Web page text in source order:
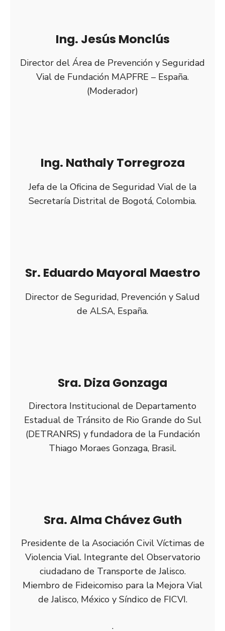
Ing. Jesús Monclús
Director del Área de Prevención y Seguridad
Vial de Fundación MAPFRE – España.
(Moderador)
Ing. Nathaly Torregroza
Jefa de la Oficina de Seguridad Vial de la
Secretaría Distrital de Bogotá, Colombia.
Sr. Eduardo Mayoral Maestro
Director de Seguridad, Prevención y Salud
de ALSA, España.
Sra. Diza Gonzaga
Directora Institucional de Departamento
Estadual de Tránsito de Rio Grande do Sul
(DETRANRS) y fundadora de la Fundación
Thiago Moraes Gonzaga, Brasil.
Sra. Alma Chávez Guth
Presidente de la Asociación Civil Víctimas de
Violencia Vial. Integrante del Observatorio
ciudadano de Transporte de Jalisco.
Miembro de Fideicomiso para la Mejora Vial
de Jalisco, México y Síndico de FICVI.
.